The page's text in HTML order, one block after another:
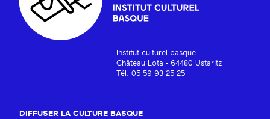
Institut culturel basque
Château Lota - 64480 Ustaritz
Tél. 05 59 93 25 25
DIFFUSER LA CULTURE BASQUE